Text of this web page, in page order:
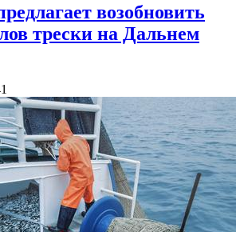
возобновить
трески на Дальнем